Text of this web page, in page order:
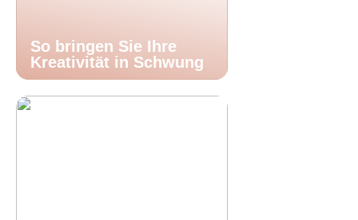
So bringen Sie Ihre
Kreativität in Schwung